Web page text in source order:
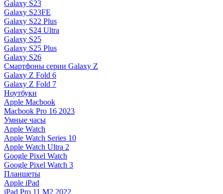
Galaxy S23
Galaxy S23FE
Galaxy S22 Plus
Galaxy S24 Ultra
Galaxy S25
Galaxy S25 Plus
Galaxy S26
Смартфоны серии Galaxy Z
Galaxy Z Fold 6
Galaxy Z Fold 7
Ноутбуки
Apple Macbook
Macbook Pro 16 2023
Умные часы
Apple Watch
Apple Watch Series 10
Apple Watch Ultra 2
Google Pixel Watch
Google Pixel Watch 3
Планшеты
Apple iPad
iPad Pro 11 M2 2022